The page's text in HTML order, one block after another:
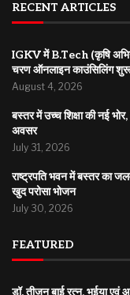
RECENT ARTICLES
IGKV में B.Tech (कृषि
चरण ऑनलाइन काउंसिलिंग शुरू
August 4, 2026
बस्तर में उच्च शिक्षा की नई
अवसर
July 31, 2026
राष्ट्रपति भवन में बस्तर का
खुद परोसा भोजन
July 30, 2026
FEATURED